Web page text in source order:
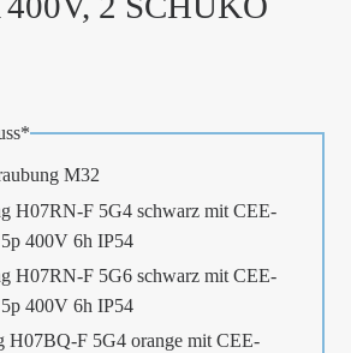
*
M32
H07RN-F 5G4 schwarz mit CEE-
400V 6h IP54
H07RN-F 5G6 schwarz mit CEE-
400V 6h IP54
H07BQ-F 5G4 orange mit CEE-